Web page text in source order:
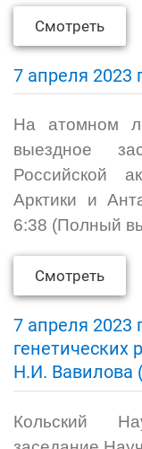
Смотреть
7 апреля 2023
На атомном
выездное
Российской
Арктики и
6:38 (Полный
Смотреть
7 апреля 2023
генетических
Н.И. Вавилова
Кольский